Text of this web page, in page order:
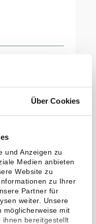
Über Cookies
und Anzeigen zu
Medien anbieten
Website zu
zu Ihrer
Partner für
weiter. Unsere
möglicherweise mit
ihnen bereitgestellt
beruflichem